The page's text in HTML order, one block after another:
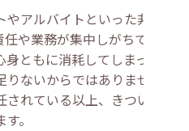
を続けるのはきついですか？
「二度とやりたくない」と思
アルバイトといった非正規
や業務が集中しがちです。
ともに消耗してしまったり
ないからではありません。
れている以上、きついと感
。